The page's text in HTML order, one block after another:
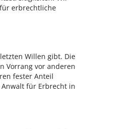
erbrechtliche
Willen gibt. Die
Vorrang vor anderen
fester Anteil
für Erbrecht in